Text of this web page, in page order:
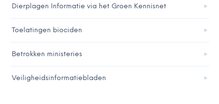
Dierplagen Informatie via het Groen Kennisnet
Toelatingen biociden
Betrokken ministeries
Veiligheidsinformatiebladen